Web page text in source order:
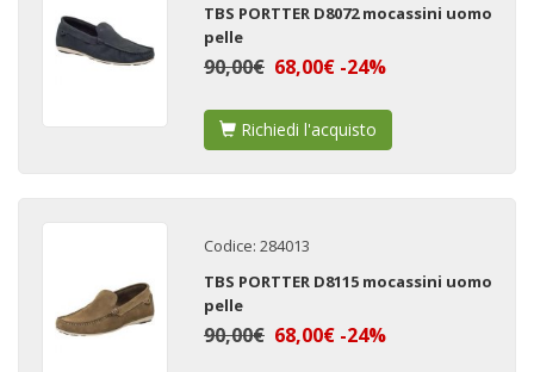
TBS PORTTER D8072 mocassini uomo
pelle
90,00€ 68,00€ -24%
Richiedi l'acquisto
Codice: 284013
TBS PORTTER D8115 mocassini uomo
pelle
90,00€ 68,00€ -24%